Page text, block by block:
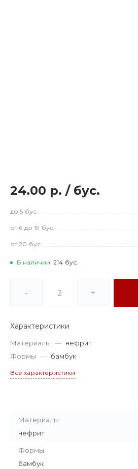
24.00 р. / бус.
до 5 бус.
от 6 до 19 бус.
от 20 бус.
В наличии 214 бус.
- +
Характеристики
Материалы — нефрит
Формы — бамбук
Все характеристики
Материалы
нефрит
Формы
бамбук